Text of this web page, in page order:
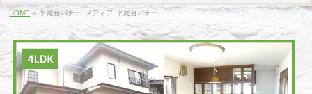
HOME » 平尾台バナー メディア 平尾台バナー